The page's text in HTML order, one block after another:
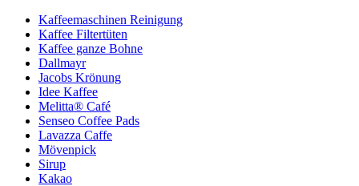
Kaffeemaschinen Reinigung
Kaffee Filtertüten
Kaffee ganze Bohne
Dallmayr
Jacobs Krönung
Idee Kaffee
Melitta® Café
Senseo Coffee Pads
Lavazza Caffe
Mövenpick
Sirup
Kakao